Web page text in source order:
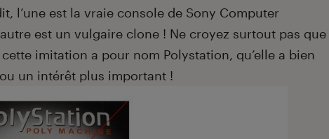
l’une est la vraie console de Sony Computer
est un vulgaire clone ! Ne croyez surtout pas que
imitation a pour nom Polystation, qu’elle a bien
un intérêt plus important !